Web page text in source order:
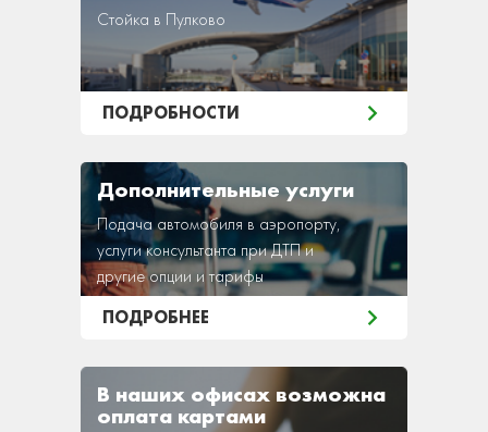
Стойка в Пулково
ПОДРОБНОСТИ
Дополнительные услуги
Подача автомобиля в аэропорту,
услуги консультанта при ДТП и
другие опции и тарифы
ПОДРОБНЕЕ
В наших офисах возможна
оплата картами